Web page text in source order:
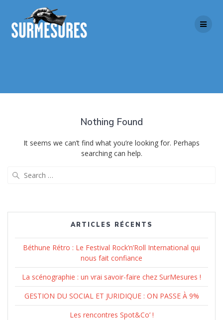
Nothing Found
It seems we can’t find what you’re looking for. Perhaps
searching can help.
ARTICLES RÉCENTS
Béthune Rétro : Le Festival Rock’n’Roll International qui
nous fait confiance
La scénographie : un vrai savoir-faire chez SurMesures !
GESTION DU SOCIAL ET JURIDIQUE : ON PASSE À 9%
Les rencontres Spot&Co’ !